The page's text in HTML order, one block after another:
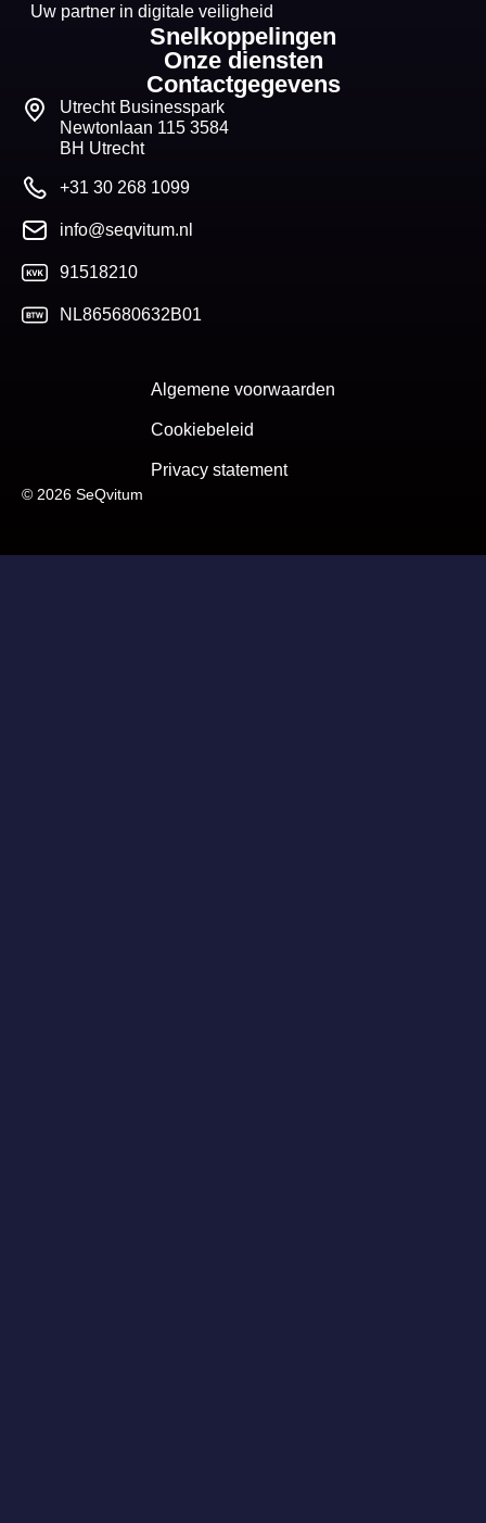
Uw partner in digitale veiligheid
Snelkoppelingen
Onze diensten
Contactgegevens
Utrecht Businesspark
Newtonlaan 115 3584
BH Utrecht
+31 30 268 1099
info@seqvitum.nl
91518210
NL865680632B01
© 2026 SeQvitum
Algemene voorwaarden
Cookiebeleid
Privacy statement